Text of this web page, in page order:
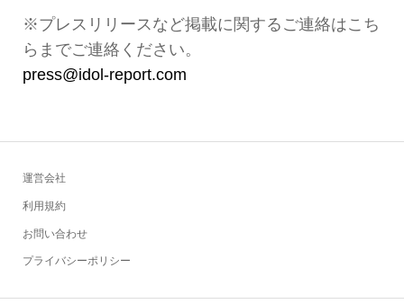
※プレスリリースなど掲載に関するご連絡はこち
らまでご連絡ください。
press@idol-report.com
運営会社
利用規約
お問い合わせ
プライバシーポリシー